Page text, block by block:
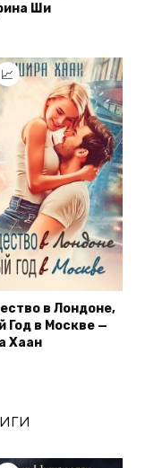
Ши
в Лондоне,
Год в Москве —
Хаан